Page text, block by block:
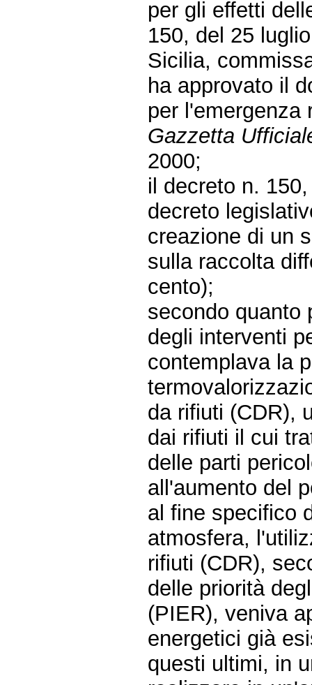
per gli effetti
150, del 25
Sicilia,
ha approvato il
per l'emergenza
Gazzetta
2000;
il decreto n.
decreto
creazione di un
sulla raccolta
cento);
secondo quanto
degli interventi
contemplava la
da rifiuti (CDR),
dai rifiuti il cui
delle parti
all'aumento del
al fine specifico
atmosfera,
rifiuti (CDR),
delle priorità
(PIER), veniva
energetici già
questi ultimi, in